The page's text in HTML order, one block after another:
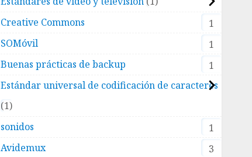
Creative Commons
1
SOMóvil
1
Buenas prácticas de backup
1
Estándar universal de codificación de caracteres
1
sonidos
1
Avidemux
3